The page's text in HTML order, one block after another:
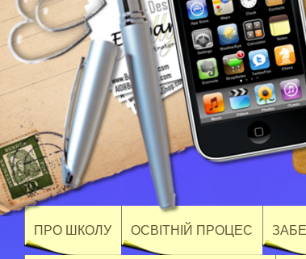
ПРО ШКОЛУ ОСВІТНІЙ ПРОЦЕС